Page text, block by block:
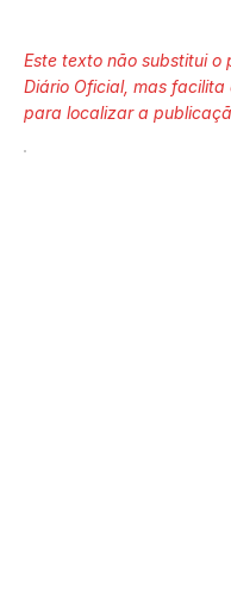
Este texto não substitui o
Diário Oficial, mas facilita
para localizar a